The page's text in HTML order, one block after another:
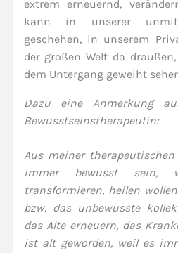
extrem erneuernd,
kann in unserer
geschehen, in unserem
der großen Welt da
dem Untergang geweiht
Dazu eine Anmerkung
Bewusstseinstherapeutin:
Aus meiner
immer bewusst sein,
transformieren, heilen
bzw. das unbewusste
das Alte erneuern, das
ist alt geworden, weil es